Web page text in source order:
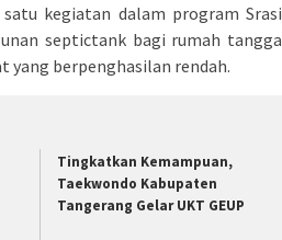
kegiatan dalam program Srasi
septictank bagi rumah tangga
yang berpenghasilan rendah.
Tingkatkan Kemampuan,
Taekwondo Kabupaten
Tangerang Gelar UKT GEUP